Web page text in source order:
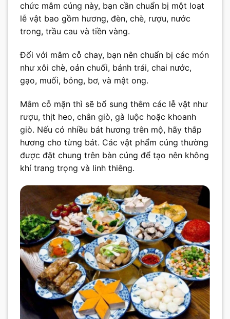
chức mâm cúng này, bạn cần chuẩn bị một loạt
lễ vật bao gồm hương, đèn, chè, rượu, nước
trong, trầu cau và tiền vàng.
Đối với mâm cỗ chay, bạn nên chuẩn bị các món
như xôi chè, oản chuối, bánh trái, chai nước,
gạo, muối, bỏng, bơ, và mật ong.
Mâm cỗ mặn thì sẽ bổ sung thêm các lễ vật như
rượu, thịt heo, chân giò, gà luộc hoặc khoanh
giò. Nếu có nhiều bát hương trên mộ, hãy thắp
hương cho từng bát. Các vật phẩm cúng thường
được đặt chung trên bàn cúng để tạo nên không
khí trang trọng và linh thiêng.